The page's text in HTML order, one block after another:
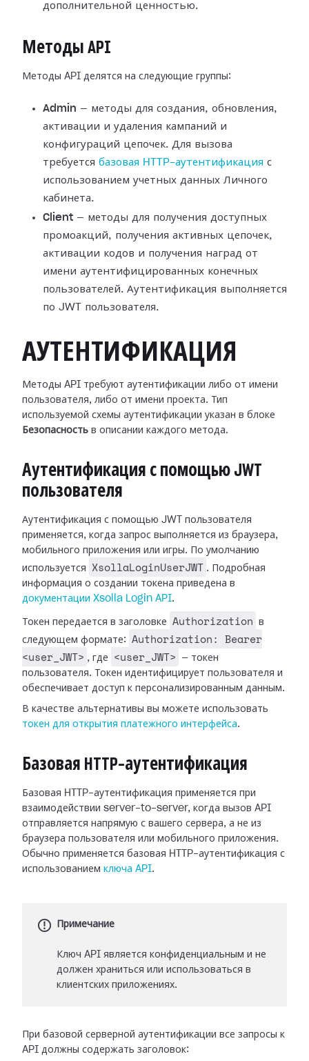
дополнительной ценностью.
Методы API
Методы API делятся на следующие группы:
Admin — методы для создания, обновления,
активации и удаления кампаний и
конфигураций цепочек. Для вызова
требуется базовая HTTP-аутентификация с
использованием учетных данных Личного
кабинета.
Client — методы для получения доступных
промоакций, получения активных цепочек,
активации кодов и получения наград от
имени аутентифицированных конечных
пользователей. Аутентификация выполняется
по JWT пользователя.
АУТЕНТИФИКАЦИЯ
Методы API требуют аутентификации либо от имени
пользователя, либо от имени проекта. Тип
используемой схемы аутентификации указан в блоке
Безопасность в описании каждого метода.
Аутентификация с помощью JWT
пользователя
Аутентификация с помощью JWT пользователя
применяется, когда запрос выполняется из браузера,
мобильного приложения или игры. По умолчанию
используется
XsollaLoginUserJWT . Подробная
информация о создании токена приведена в
документации Xsolla Login API.
Токен передается в заголовке Authorization
в
следующем формате:
Authorization: Bearer
<user_JWT> , где <user_JWT>
— токен
пользователя. Токен идентифицирует пользователя и
обеспечивает доступ к персонализированным данным.
В качестве альтернативы вы можете использовать
токен для открытия платежного интерфейса.
Базовая HTTP-аутентификация
Базовая HTTP-аутентификация применяется при
взаимодействии server-to-server, когда вызов API
отправляется напрямую с вашего сервера, а не из
браузера пользователя или мобильного приложения.
Обычно применяется базовая HTTP-аутентификация с
использованием ключа API.
Примечание
Ключ API является конфиденциальным и не
должен храниться или использоваться в
клиентских приложениях.
При базовой серверной аутентификации все запросы к
API должны содержать заголовок: